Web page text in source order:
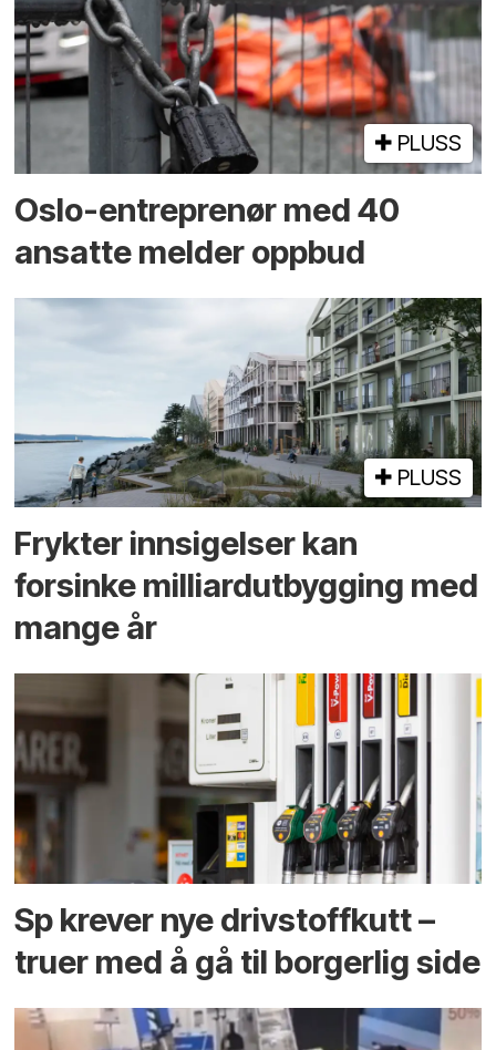
PLUSS
Oslo-entreprenør med 40
ansatte melder oppbud
PLUSS
Frykter innsigelser kan
forsinke milliard­utbygging med
mange år
Sp krever nye drivstoffkutt –
truer med å gå til borgerlig side